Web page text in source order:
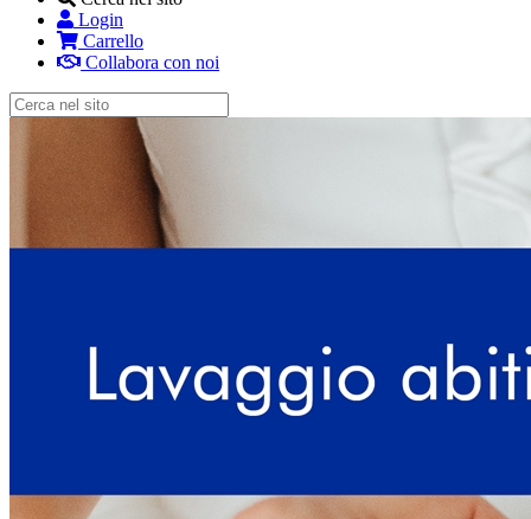
Login
Carrello
Collabora con noi